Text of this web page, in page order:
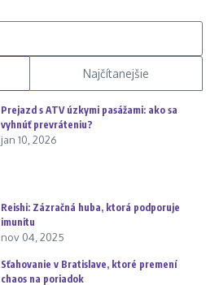
Najčítanejšie
Prejazd s ATV úzkymi pasážami: ako sa
vyhnúť prevráteniu?
jan 10, 2026
Reishi: Zázračná huba, ktorá podporuje
imunitu
nov 04, 2025
Sťahovanie v Bratislave, ktoré premení
chaos na poriadok